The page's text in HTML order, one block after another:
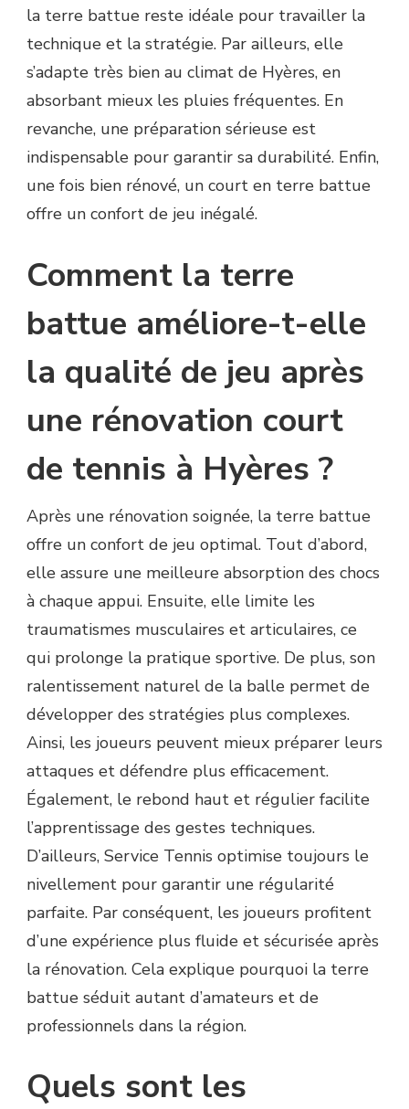
la terre battue reste idéale pour travailler la
technique et la stratégie. Par ailleurs, elle
s’adapte très bien au climat de Hyères, en
absorbant mieux les pluies fréquentes. En
revanche, une préparation sérieuse est
indispensable pour garantir sa durabilité. Enfin,
une fois bien rénové, un court en terre battue
offre un confort de jeu inégalé.
Comment la terre
battue améliore-t-elle
la qualité de jeu après
une rénovation court
de tennis à Hyères ?
Après une rénovation soignée, la terre battue
offre un confort de jeu optimal. Tout d’abord,
elle assure une meilleure absorption des chocs
à chaque appui. Ensuite, elle limite les
traumatismes musculaires et articulaires, ce
qui prolonge la pratique sportive. De plus, son
ralentissement naturel de la balle permet de
développer des stratégies plus complexes.
Ainsi, les joueurs peuvent mieux préparer leurs
attaques et défendre plus efficacement.
Également, le rebond haut et régulier facilite
l’apprentissage des gestes techniques.
D’ailleurs, Service Tennis optimise toujours le
nivellement pour garantir une régularité
parfaite. Par conséquent, les joueurs profitent
d’une expérience plus fluide et sécurisée après
la rénovation. Cela explique pourquoi la terre
battue séduit autant d’amateurs et de
professionnels dans la région.
Quels sont les